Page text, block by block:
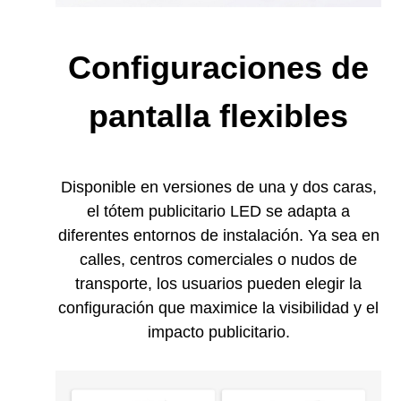
Configuraciones de
pantalla flexibles
Disponible en versiones de una y dos caras,
el tótem publicitario LED se adapta a
diferentes entornos de instalación. Ya sea en
calles, centros comerciales o nudos de
transporte, los usuarios pueden elegir la
configuración que maximice la visibilidad y el
impacto publicitario.